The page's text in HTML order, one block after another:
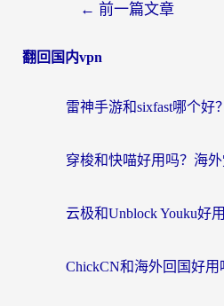
← 前一篇文章
翻回国内vpn